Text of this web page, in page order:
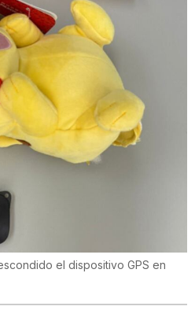
el dispositivo GPS en